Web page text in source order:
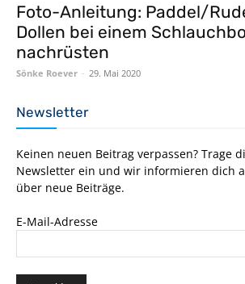
Foto-Anleitung: Paddel/
Dollen bei einem
nachrüsten
Sönke Roever - 29. Mai 2020
Newsletter
Keinen neuen Beitrag verpassen? Trage
Newsletter ein und wir informieren dich
über neue Beiträge.
E-Mail-Adresse